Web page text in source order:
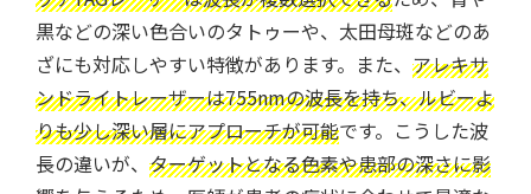
黒などの深い色合いのタトゥーや、太田母斑などのあ
ざにも対応しやすい特徴があります。また、 アレキサ
ンドライトレーザーは755nmの波長を持ち、ルビーよ
りも少し深い層にアプローチが可能です。こうした波
長の違いが、 ターゲットとなる色素や患部の深さに影